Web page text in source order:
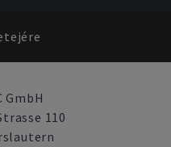
GmbH
110